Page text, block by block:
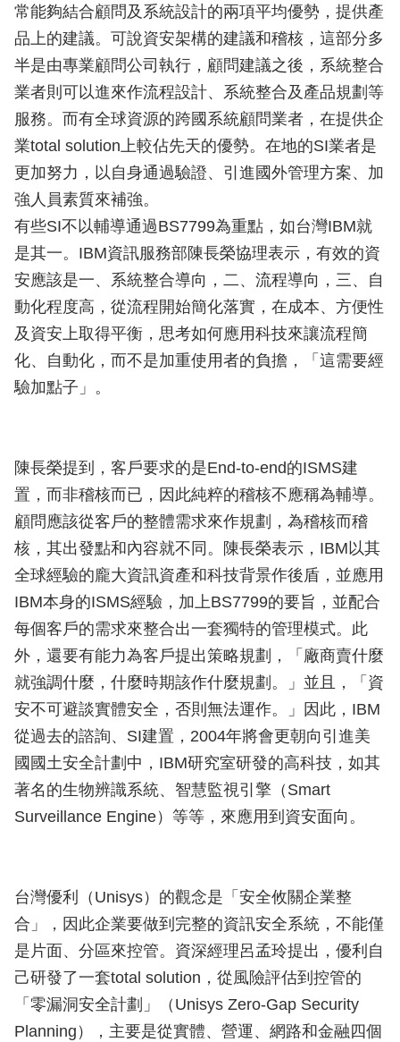
常能夠結合顧問及系統設計的兩項平均優勢，提供產
品上的建議。可說資安架構的建議和稽核，這部分多
半是由專業顧問公司執行，顧問建議之後，系統整合
業者則可以進來作流程設計、系統整合及產品規劃等
服務。而有全球資源的跨國系統顧問業者，在提供企
業total solution上較佔先天的優勢。在地的SI業者是
更加努力，以自身通過驗證、引進國外管理方案、加
強人員素質來補強。
有些SI不以輔導通過BS7799為重點，如台灣IBM就
是其一。IBM資訊服務部陳長榮協理表示，有效的資
安應該是一、系統整合導向，二、流程導向，三、自
動化程度高，從流程開始簡化落實，在成本、方便性
及資安上取得平衡，思考如何應用科技來讓流程簡
化、自動化，而不是加重使用者的負擔，「這需要經
驗加點子」。
陳長榮提到，客戶要求的是End-to-end的ISMS建
置，而非稽核而已，因此純粹的稽核不應稱為輔導。
顧問應該從客戶的整體需求來作規劃，為稽核而稽
核，其出發點和內容就不同。陳長榮表示，IBM以其
全球經驗的龐大資訊資產和科技背景作後盾，並應用
IBM本身的ISMS經驗，加上BS7799的要旨，並配合
每個客戶的需求來整合出一套獨特的管理模式。此
外，還要有能力為客戶提出策略規劃，「廠商賣什麼
就強調什麼，什麼時期該作什麼規劃。」並且，「資
安不可避談實體安全，否則無法運作。」因此，IBM
從過去的諮詢、SI建置，2004年將會更朝向引進美
國國土安全計劃中，IBM研究室研發的高科技，如其
著名的生物辨識系統、智慧監視引擎（Smart
Surveillance Engine）等等，來應用到資安面向。
台灣優利（Unisys）的觀念是「安全攸關企業整
合」，因此企業要做到完整的資訊安全系統，不能僅
是片面、分區來控管。資深經理呂孟玲提出，優利自
己研發了一套total solution，從風險評估到控管的
「零漏洞安全計劃」（Unisys Zero-Gap Security
Planning），主要是從實體、營運、網路和金融四個